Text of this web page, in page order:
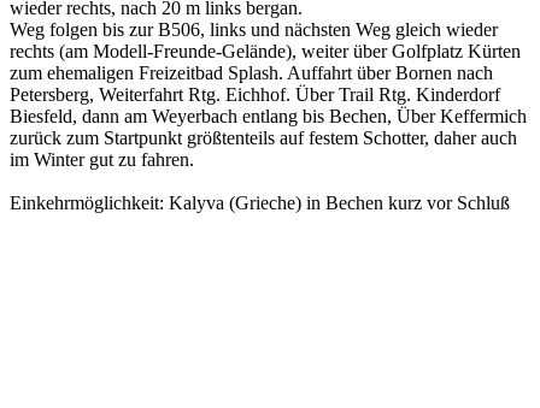
wieder rechts, nach 20 m links bergan.
Weg folgen bis zur B506, links und nächsten Weg gleich wieder
rechts (am Modell-Freunde-Gelände), weiter über Golfplatz Kürten
zum ehemaligen Freizeitbad Splash. Auffahrt über Bornen nach
Petersberg, Weiterfahrt Rtg. Eichhof. Über Trail Rtg. Kinderdorf
Biesfeld, dann am Weyerbach entlang bis Bechen, Über Keffermich
zurück zum Startpunkt größtenteils auf festem Schotter, daher auch
im Winter gut zu fahren.
Einkehrmöglichkeit: Kalyva (Grieche) in Bechen kurz vor Schluß